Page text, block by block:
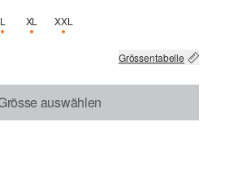
OUT OF STOCK
IS CURRENTLY OUT OF STOCK
LNUR 2 VERFÜGBAR
XLNUR 2 VERFÜGBAR
XXLNUR 2 VERFÜGBAR
Grössentabelle
auswählen